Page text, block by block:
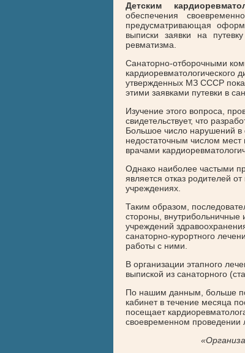
Детским
обеспечения
предусматривающая
выписки заявки на
ревматизма.
Санаторно-отборочными
кардиоревматологического
утвержденных МЗ СССР
этими заявками путевки в
Изучение этого вопроса,
свидетельствует, что
Большое число нарушений в
недостаточным числом мест
врачами
Однако наиболее частыми
является отказ родителей
учреждениях.
Таким образом,
стороны,
учреждений
санаторно-курортного
работы с ними.
В организации этапного
выпиской из санаторного
По нашим данным, больше
кабинет в течение месяца
посещает
своевременном проведении